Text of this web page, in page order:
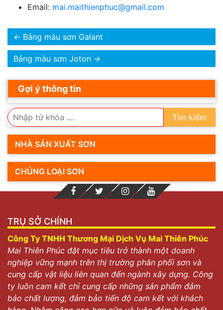
Email: mai.maithienphuc@gmail.com
← Bảng màu sơn Galant
Bảng màu sơn Joton →
Gợi ý thông tin
Tìm kiếm
NHÀ SẢN XUẤT SƠN
CHỦNG LOẠI SƠN
TRỤ SỞ CHÍNH
Công Ty TNHH Thương Mại Dịch Vụ Mai Thiên Phúc
Mai Thiên Phúc đặt mục tiêu trở thành một doanh
nghiệp vững mạnh trên thị trường phân phối sơn và
cung cấp vật liệu liên quan đến ngành xây dựng. Công
ty luôn cam kết chỉ cung cấp những sản phẩm đảm
bảo chất lượng, đảm bảo tiến độ cam kết với khách